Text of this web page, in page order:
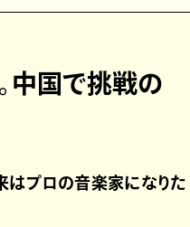
中国で挑戦の
はプロの音楽家になりた